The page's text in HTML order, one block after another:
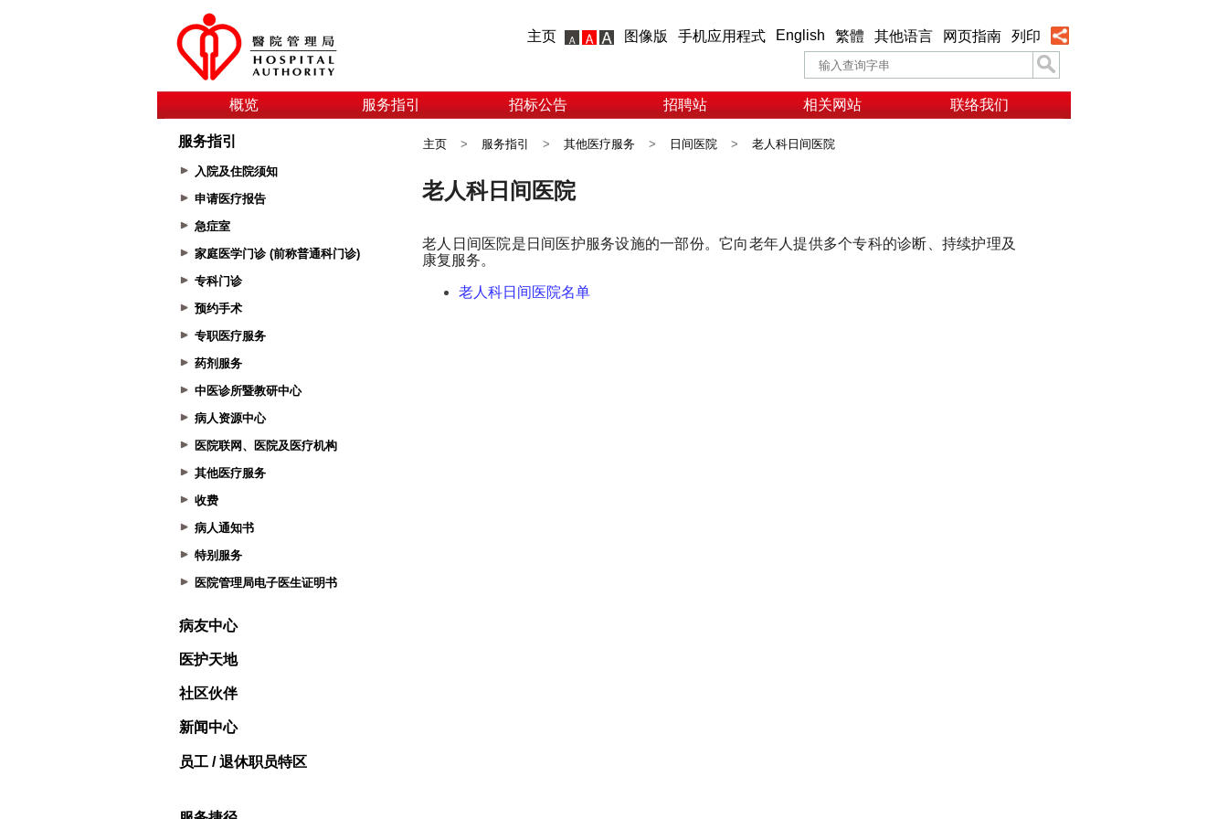
主页 图像版 手机应用程式 English 繁體 其他语言 网页指南 列印
概览 服务指引 招标公告 招聘站 相关网站 联络我们
服务指引
入院及住院须知
申请医疗报告
急症室
家庭医学门诊 (前称普通科门诊)
专科门诊
预约手术
专职医疗服务
药剂服务
中医诊所暨教研中心
病人资源中心
医院联网、医院及医疗机构
其他医疗服务
收费
病人通知书
特别服务
医院管理局电子医生证明书
病友中心
医护天地
社区伙伴
新闻中心
员工 / 退休职员特区
主页 > 服务指引 > 其他医疗服务 > 日间医院 > 老人科日间医院